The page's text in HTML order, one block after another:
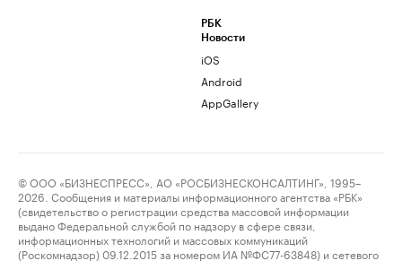
РБК
Новости
iOS
Android
AppGallery
© ООО «БИЗНЕСПРЕСС», АО «РОСБИЗНЕСКОНСАЛТИНГ», 1995–
2026. Сообщения и материалы информационного агентства «РБК»
(свидетельство о регистрации средства массовой информации
выдано Федеральной службой по надзору в сфере связи,
информационных технологий и массовых коммуникаций
(Роскомнадзор) 09.12.2015 за номером ИА №ФС77-63848) и сетевого